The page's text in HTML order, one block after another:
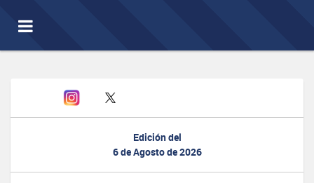
Toggle
navigation
Edición del
6 de Agosto de 2026